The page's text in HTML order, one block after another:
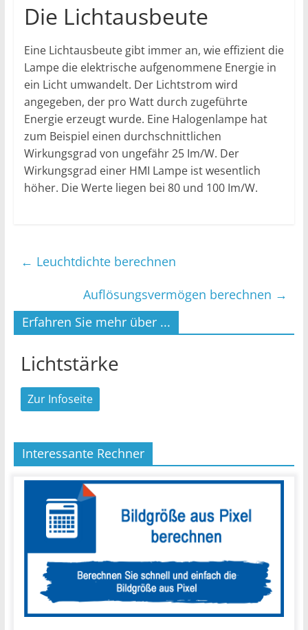
Die Lichtausbeute
Eine Lichtausbeute gibt immer an, wie effizient die
Lampe die elektrische aufgenommene Energie in
ein Licht umwandelt. Der Lichtstrom wird
angegeben, der pro Watt durch zugeführte
Energie erzeugt wurde. Eine Halogenlampe hat
zum Beispiel einen durchschnittlichen
Wirkungsgrad von ungefähr 25 Im/W. Der
Wirkungsgrad einer HMI Lampe ist wesentlich
höher. Die Werte liegen bei 80 und 100 Im/W.
← Leuchtdichte berechnen
Auflösungsvermögen berechnen →
Erfahren Sie mehr über ...
Lichtstärke
Zur Infoseite
Interessante Rechner